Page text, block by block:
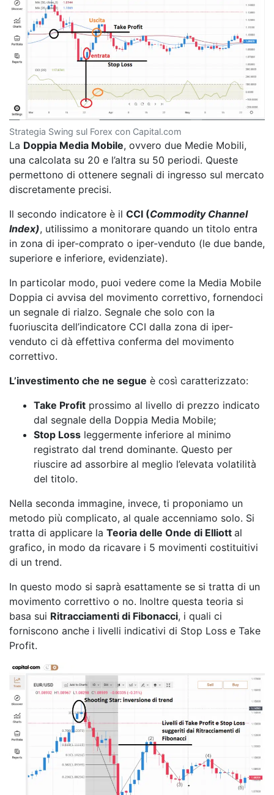
Strategia Swing sul Forex con Capital.com
La Doppia Media Mobile, ovvero due Medie Mobili,
una calcolata su 20 e l’altra su 50 periodi. Queste
permettono di ottenere segnali di ingresso sul mercato
discretamente precisi.
Il secondo indicatore è il CCI (Commodity Channel
Index), utilissimo a monitorare quando un titolo entra
in zona di iper-comprato o iper-venduto (le due bande,
superiore e inferiore, evidenziate).
In particolar modo, puoi vedere come la Media Mobile
Doppia ci avvisa del movimento correttivo, fornendoci
un segnale di rialzo. Segnale che solo con la
fuoriuscita dell’indicatore CCI dalla zona di iper-
venduto ci dà effettiva conferma del movimento
correttivo.
L’investimento che ne segue è così caratterizzato:
Take Profit prossimo al livello di prezzo indicato
dal segnale della Doppia Media Mobile;
Stop Loss leggermente inferiore al minimo
registrato dal trend dominante. Questo per
riuscire ad assorbire al meglio l’elevata volatilità
del titolo.
Nella seconda immagine, invece, ti proponiamo un
metodo più complicato, al quale accenniamo solo. Si
tratta di applicare la Teoria delle Onde di Elliott al
grafico, in modo da ricavare i 5 movimenti costituitivi
di un trend.
In questo modo si saprà esattamente se si tratta di un
movimento correttivo o no. Inoltre questa teoria si
basa sui Ritracciamenti di Fibonacci, i quali ci
forniscono anche i livelli indicativi di Stop Loss e Take
Profit.